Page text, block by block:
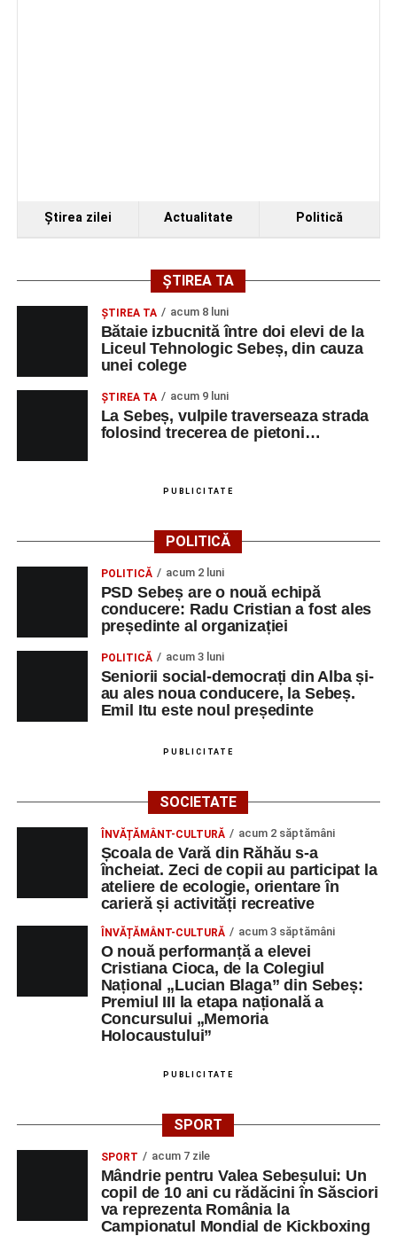
Ştirea zilei Actualitate Politică
ȘTIREA TA
ŞTIREA TA acum 8 luni
Bătaie izbucnită între doi elevi de la
Liceul Tehnologic Sebeș, din cauza
unei colege
ŞTIREA TA acum 9 luni
La Sebeș, vulpile traverseaza strada
folosind trecerea de pietoni…
PUBLICITATE
POLITICĂ
POLITICĂ acum 2 luni
PSD Sebeș are o nouă echipă
conducere: Radu Cristian a fost ales
președinte al organizației
POLITICĂ acum 3 luni
Seniorii social-democrați din Alba și-
au ales noua conducere, la Sebeș.
Emil Itu este noul președinte
PUBLICITATE
SOCIETATE
ÎNVĂȚĂMÂNT-CULTURĂ acum 2 săptămâni
Școala de Vară din Răhău s-a
încheiat. Zeci de copii au participat la
ateliere de ecologie, orientare în
carieră și activități recreative
ÎNVĂȚĂMÂNT-CULTURĂ acum 3 săptămâni
O nouă performanță a elevei
Cristiana Cioca, de la Colegiul
Național „Lucian Blaga” din Sebeș:
Premiul III la etapa națională a
Concursului „Memoria
Holocaustului”
PUBLICITATE
SPORT
SPORT acum 7 zile
Mândrie pentru Valea Sebeșului: Un
copil de 10 ani cu rădăcini în Săsciori
va reprezenta România la
Campionatul Mondial de Kickboxing